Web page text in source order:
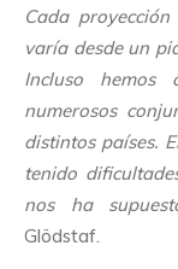
Cada
varía desde un
Incluso hemos
numerosos
distintos países.
tenido
nos ha
Glödstaf.